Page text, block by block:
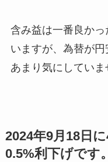
含み益は一番良か
いますが、為替が円
あまり気にしていま
2024年9月18日
0.5%利下げです。